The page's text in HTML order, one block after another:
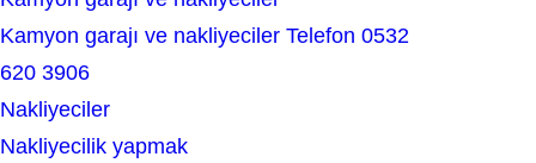
Kamyon garajı ve nakliyeciler Telefon 0532
620 3906
Nakliyeciler
Nakliyecilik yapmak